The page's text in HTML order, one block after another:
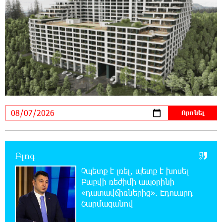
Վթար Լոռու մարզում․ փրկարարները
վարորդին դուրս են բերել արգելափակումից
21:23:57 6-08-2026
Երևանում երթուղիների փոփոխություն
կլինի
21:10:46 6-08-2026
Օգոստոսի 7-ին՝ Գարեգին Բ Ամենայն Հայոց
Կաթողիկոսի դատական նիստը
քաղաքացու մահվան մասին
20:42:28 6-08-2026
«Համահայկական ճակատ» շարժումը
զորակցություն է հայտնում Ամենայն Հայոց
Բլոգ
Չպետք է լռել, պետք է խոսել
Բաքվի ռեժիմի ապօրինի
«դատավճիռներից». Էդուարդ
Շարմազանով